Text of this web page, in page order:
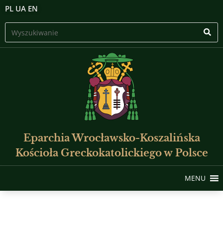
PL UA EN
Eparchia Wrocławsko-Koszalińska
Kościoła Greckokatolickiego w Polsce
MENU